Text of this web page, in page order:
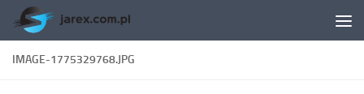
Skip to content
IMAGE-1775329768.JPG